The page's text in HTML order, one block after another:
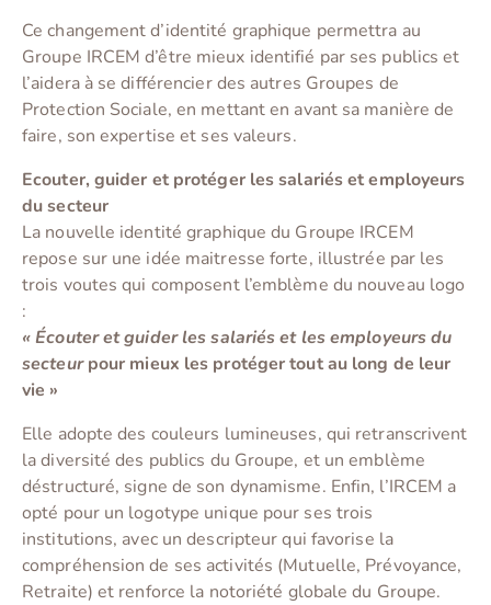
Ce changement d’identité graphique permettra au
Groupe IRCEM d’être mieux identifié par ses publics et
l’aidera à se différencier des autres Groupes de
Protection Sociale, en mettant en avant sa manière de
faire, son expertise et ses valeurs.
Ecouter, guider et protéger les salariés et employeurs
du secteur
La nouvelle identité graphique du Groupe IRCEM
repose sur une idée maitresse forte, illustrée par les
trois voutes qui composent l’emblème du nouveau logo
:
« Écouter et guider les salariés et les employeurs du
secteurpour mieux les protéger tout au long de leur
vie »
Elle adopte des couleurs lumineuses, qui retranscrivent
la diversité des publics du Groupe, et un emblème
déstructuré, signe de son dynamisme. Enfin, l’IRCEM a
opté pour un logotype unique pour ses trois
institutions, avec un descripteur qui favorise la
compréhension de ses activités (Mutuelle, Prévoyance,
Retraite) et renforce la notoriété globale du Groupe.